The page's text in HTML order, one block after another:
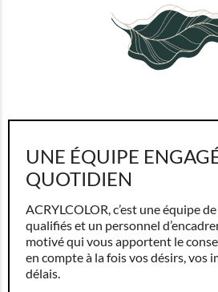
UNE ÉQUIPE
QUOTIDIEN
ACRYLCOLOR, c’est une équipe
qualifiés et un personnel
motivé qui vous apportent le
en compte à la fois vos désirs, vos
délais.